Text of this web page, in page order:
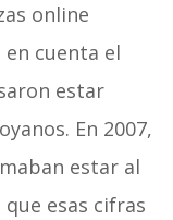
online
cuenta el
estar
En 2007,
estar al
esas cifras